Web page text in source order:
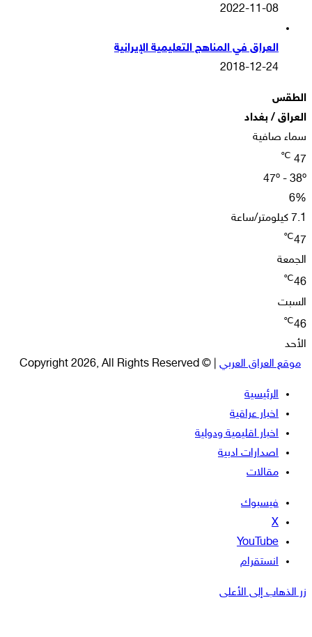
2022-11-08
العراق في المناهج التعليمية الإيرانية
2018-12-24
الطقس
العراق / بغداد
سماء صافية
47
℃
47º - 38º
6%
7.1 كيلومتر/ساعة
47
℃
الجمعة
46
℃
السبت
46
℃
الأحد
موقع العراق العربي | © Copyright 2026, All Rights Reserved
الرئيسية
اخبار عراقية
اخبار اقليمية ودولية
اصدارات ادبية
مقالات
فيسبوك
‫X
‫YouTube
انستقرام
زر الذهاب إلى الأعلى